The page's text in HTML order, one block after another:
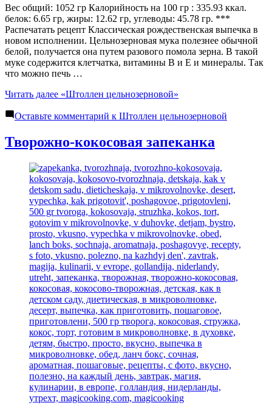
Вес общий: 1052 гр Калорийность на 100 гр : 335.93 ккал.
белок: 6.65 гр, жиры: 12.62 гр, углеводы: 45.78 гр. ***
Распечатать рецепт Классическая рождественская выпечка в
новом исполнении. Цельнозерновая мука полезнее обычной
белой, получается она путем разового помола зерна. В такой
муке содержится клетчатка, витамины В и Е и минералы. Так
что можно печь …
Читать далее «Штоллен цельнозерновой»
Оставьте комментарий к Штоллен цельнозерновой
Творожно-кокосовая запеканка